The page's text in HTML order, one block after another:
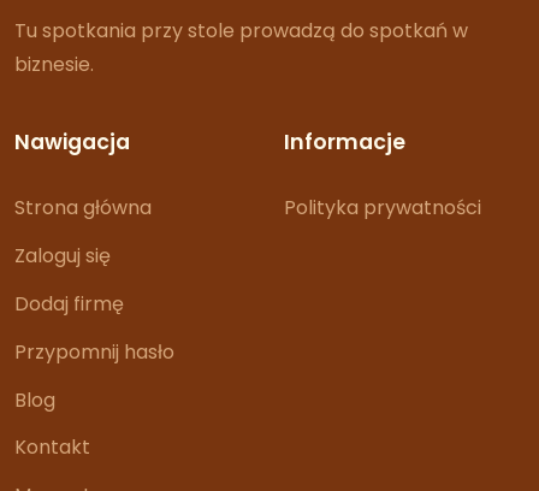
Tu spotkania przy stole prowadzą do spotkań w
biznesie.
Nawigacja
Strona główna
Zaloguj się
Dodaj firmę
Przypomnij hasło
Blog
Kontakt
Informacje
Polityka prywatności